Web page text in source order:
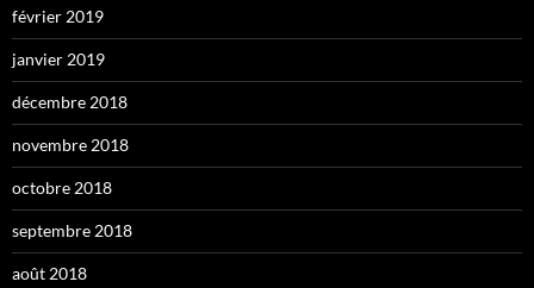
février 2019
janvier 2019
décembre 2018
novembre 2018
octobre 2018
septembre 2018
août 2018